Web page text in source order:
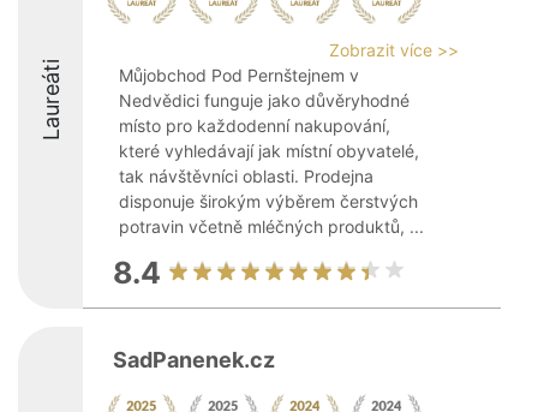
Laureáti
Zobrazit více >>
Můjobchod Pod Pernštejnem v
Nedvědici funguje jako důvěryhodné
místo pro každodenní nakupování,
které vyhledávají jak místní obyvatelé,
tak návštěvníci oblasti. Prodejna
disponuje širokým výběrem čerstvých
potravin včetně mléčných produktů, ...
8.4
SadPanenek.cz